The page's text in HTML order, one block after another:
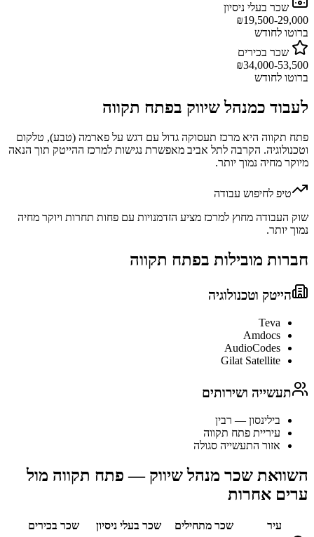
שכר בעלי ניסיון
₪19,500-29,000
ברוטו לחודש
שכר בכירים
₪34,000-53,500
ברוטו לחודש
לעבוד כמנהל שיווק בפתח תקווה
פתח תקווה היא מרכז תעסוקה גדול עם דגש על פארמה (טבע), טלקום
וטכנולוגיה. הקרבה לתל אביב מאפשרת נגישות למרכז ההייטק תוך הנאה
מיוקר מחיה נמוך יותר.
טיפ לחיפוש עבודה
שוק העבודה מחוץ למרכז מציע הזדמנויות עם פחות תחרות ויוקר מחיה
נמוך יותר.
חברות מובילות בפתח תקווה
הייטק וטכנולוגיה
Teva
Amdocs
AudioCodes
Gilat Satellite
תעשייה ושירותים
בילינסון — רבין
עיריית פתח תקווה
אזור התעשייה סגולה
השוואת שכר מנהל שיווק — פתח תקווה מול
ערים אחרות
עיר שכר מתחילים שכר בעלי ניסיון
שכר בכירים